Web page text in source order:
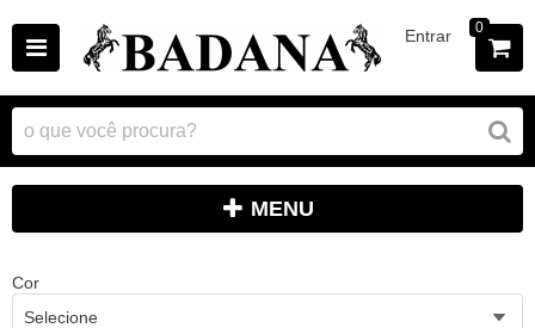
Entrar 0
MENU
Cor
Selecione